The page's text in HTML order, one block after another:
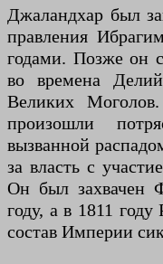
Джаландхар был
правления
годами. Позже он
во времена
Великих
произошли
вызванной
за власть с
Он был захвачен
году, а в 1811
состав Империи